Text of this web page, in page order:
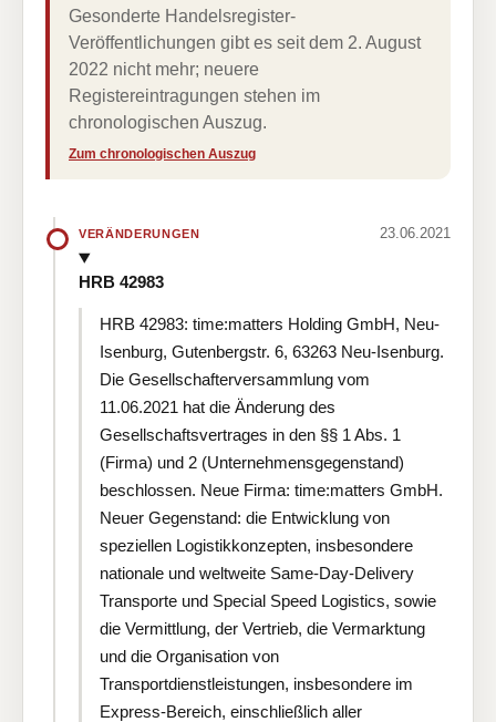
Gesonderte Handelsregister-
Veröffentlichungen gibt es seit dem 2. August
2022 nicht mehr; neuere
Registereintragungen stehen im
chronologischen Auszug.
Zum chronologischen Auszug
VERÄNDERUNGEN 23.06.2021
HRB 42983
HRB 42983: time:matters Holding GmbH, Neu-
Isenburg, Gutenbergstr. 6, 63263 Neu-Isenburg.
Die Gesellschafterversammlung vom
11.06.2021 hat die Änderung des
Gesellschaftsvertrages in den §§ 1 Abs. 1
(Firma) und 2 (Unternehmensgegenstand)
beschlossen. Neue Firma: time:matters GmbH.
Neuer Gegenstand: die Entwicklung von
speziellen Logistikkonzepten, insbesondere
nationale und weltweite Same-Day-Delivery
Transporte und Special Speed Logistics, sowie
die Vermittlung, der Vertrieb, die Vermarktung
und die Organisation von
Transportdienstleistungen, insbesondere im
Express-Bereich, einschließlich aller